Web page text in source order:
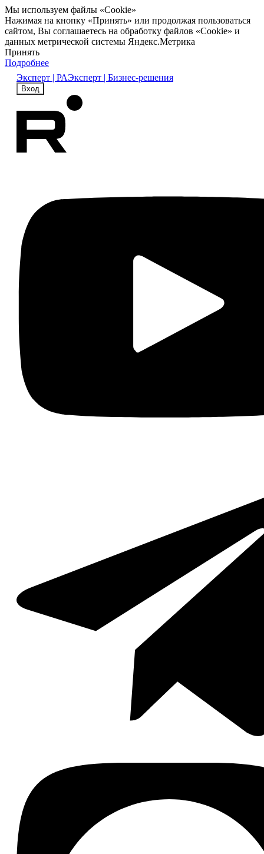
Мы используем файлы «Cookie»
Нажимая на кнопку «Принять» или продолжая пользоваться
сайтом, Вы соглашаетесь на обработку файлов «Cookie» и
данных метрической системы Яндекс.Метрика
Принять
Подробнее
Эксперт | РАЭксперт | Бизнес-решения
Вход